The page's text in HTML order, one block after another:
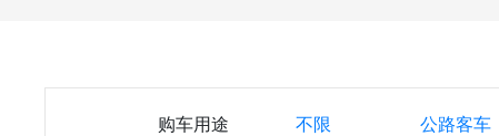
购车用途 不限 公路客车